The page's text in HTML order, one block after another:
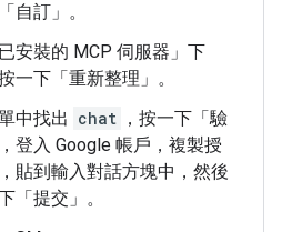
自訂」 。
安裝的 MCP 伺服器」 下
一下「重新整理」 。
中找出 chat ，按一下「驗
，登入 Google 帳戶，複製授
貼到輸入對話方塊中，然後
「提交」 。